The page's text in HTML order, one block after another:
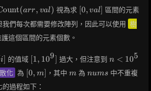
(arr, val) 視為求 [0,
val]
0, val
區間的元素
們每次都需要修改陣列，因此可以使用 樹
護這個區間的元素個數。
[i] 的值域 [1,
10^9]
[1, 109] 過大，但注意到 n <
n < 105
化 為 [0,
m]
[0, m] ，其中 m
m為 nums
nums 中不重複
過程如下：